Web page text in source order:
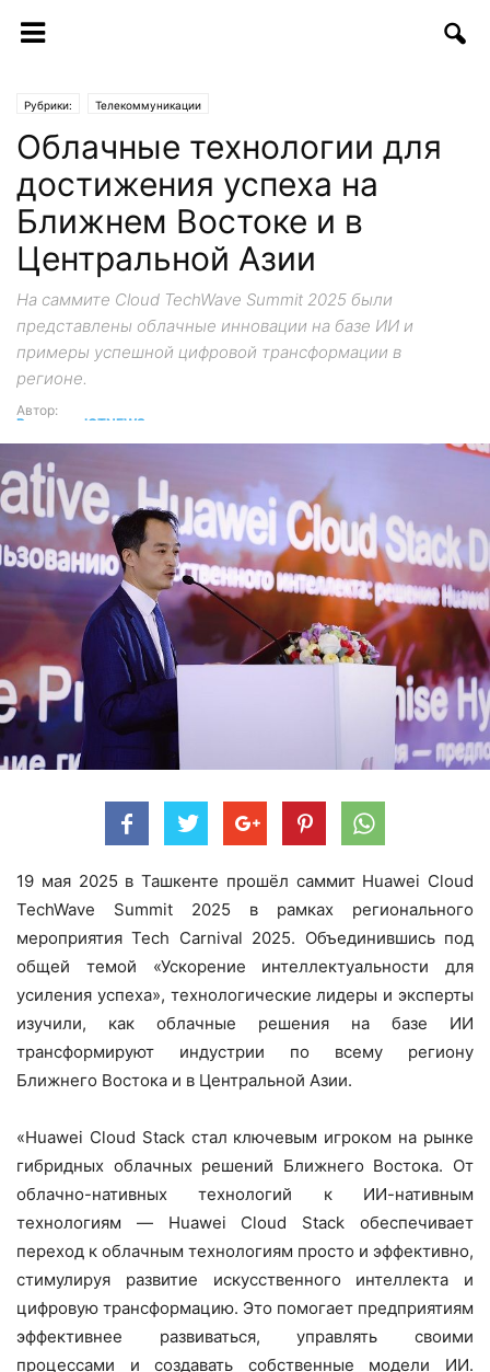
Рубрики: Телекоммуникации
Облачные технологии для
достижения успеха на
Ближнем Востоке и в
Центральной Азии
На саммите Cloud TechWave Summit 2025 были
представлены облачные инновации на базе ИИ и
примеры успешной цифровой трансформации в
регионе.
Автор:
Редакция ICTNEWS
19 мая 2025 в Ташкенте прошёл саммит Huawei Cloud
TechWave Summit 2025 в рамках регионального
мероприятия Tech Carnival 2025. Объединившись под
общей темой «Ускорение интеллектуальности для
усиления успеха», технологические лидеры и эксперты
изучили, как облачные решения на базе ИИ
трансформируют индустрии по всему региону
Ближнего Востока и в Центральной Азии.
«Huawei Cloud Stack стал ключевым игроком на рынке
гибридных облачных решений Ближнего Востока. От
облачно-нативных технологий к ИИ-нативным
технологиям — Huawei Cloud Stack обеспечивает
переход к облачным технологиям просто и эффективно,
стимулируя развитие искусственного интеллекта и
цифровую трансформацию. Это помогает предприятиям
эффективнее развиваться, управлять своими
процессами и создавать собственные модели ИИ.